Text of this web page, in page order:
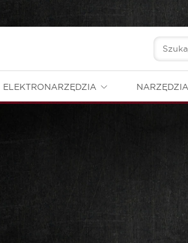
ELEKTRONARZĘDZIA